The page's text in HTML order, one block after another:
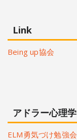
Link
Being up協会
アドラー心理学
ELM勇気づけ勉強会